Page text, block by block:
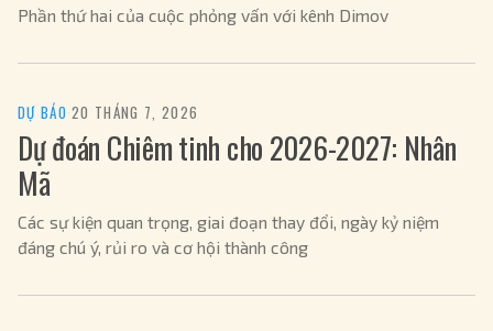
Phần thứ hai của cuộc phỏng vấn với kênh Dimov
DỰ BÁO ·20 THÁNG 7, 2026
Dự đoán Chiêm tinh cho 2026-2027: Nhân
Mã
Các sự kiện quan trọng, giai đoạn thay đổi, ngày kỷ niệm
đáng chú ý, rủi ro và cơ hội thành công